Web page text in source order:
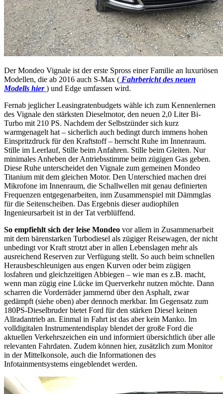
Der Mondeo Vignale ist der erste Spross einer Familie an luxuriösen
Modellen, die ab 2016 auch S-Max ( Fahrbericht des neuen
Modells hier ) und Edge umfassen wird.
Fernab jeglicher Leasingratenbudgets wähle ich zum Kennenlernen
des Vignale den stärksten Dieselmotor, den neuen 2,0 Liter Bi-
Turbo mit 210 PS. Nachdem der Selbstzünder sich kurz
warmgenagelt hat – sicherlich auch bedingt durch immens hohen
Einspritzdruck für den Kraftstoff – herrscht Ruhe im Innenraum.
Stille im Leerlauf, Stille beim Anfahren. Stille beim Gleiten. Nur
minimales Anheben der Antriebsstimme beim zügigen Gas geben.
Diese Ruhe unterscheidet den Vignale zum gemeinen Mondeo
Titanium mit dem gleichen Motor. Den Unterschied machen drei
Mikrofone im Innenraum, die Schallwellen mit genau definierten
Frequenzen entgegenarbeiten, inm Zusammenspiel mit Dämmglas
für die Seitenscheiben. Das Ergebnis dieser audiophilen
Ingenieursarbeit ist in der Tat verblüffend.
So empfiehlt sich der leise Mondeo vor allem in Zusammenarbeit
mit dem bärenstarken Turbodiesel als zügiger Reisewagen, der nicht
unbedingt vor Kraft strotzt aber in allen Lebenslagen mehr als
ausreichend Reserven zur Verfügung stellt. So auch beim schnellen
Herausbeschleunigen aus engen Kurven oder beim zügigen
losfahren und gleichzeitigen Abbiegen – wie man es z.B. macht,
wenn man zügig eine Lücke im Querverkehr nutzen möchte. Dann
scharren die Vorderräder jammernd über den Asphalt, zwar
gedämpft (siehe oben) aber dennoch merkbar. Im Gegensatz zum
180PS-Dieselbruder bietet Ford für den stärken Diesel keinen
Allradantrieb an. Einmal in Fahrt ist das aber kein Manko. Im
volldigitalen Instrumentendisplay blendet der große Ford die
aktuellen Verkehrszeichen ein und informiert übersichtlich über alle
relevanten Fahrdaten. Zudem können hier, zusätzlich zum Monitor
in der Mittelkonsole, auch die Informationen des
Infotainmentsystems eingeblendet werden.